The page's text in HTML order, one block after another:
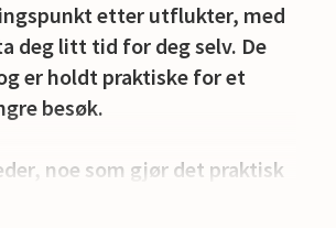
etter utflukter, med
deg litt tid for deg selv. De
er holdt praktiske for et
besøk.
noe som gjør det praktisk
å komme tilbake til.